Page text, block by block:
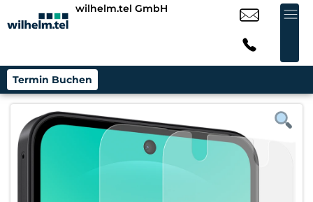
wilhelm.tel GmbH
Termin Buchen